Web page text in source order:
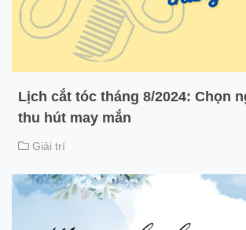
Lịch cắt tóc tháng 8/2024: Chọn
thu hút may mắn
Giải trí